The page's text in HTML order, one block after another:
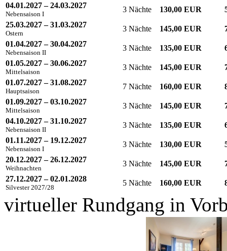
04.01.2027 – 24.03.2027
Nebensaison I
3 Nächte 130,00 EUR
25.03.2027 – 31.03.2027
Ostern
3 Nächte 145,00 EUR
01.04.2027 – 30.04.2027
Nebensaison II
3 Nächte 135,00 EUR
01.05.2027 – 30.06.2027
Mittelsaison
3 Nächte 145,00 EUR
01.07.2027 – 31.08.2027
Hauptsaison
7 Nächte 160,00 EUR
01.09.2027 – 03.10.2027
Mittelsaison
3 Nächte 145,00 EUR
04.10.2027 – 31.10.2027
Nebensaison II
3 Nächte 135,00 EUR
01.11.2027 – 19.12.2027
Nebensaison I
3 Nächte 130,00 EUR
20.12.2027 – 26.12.2027
Weihnachten
3 Nächte 145,00 EUR
27.12.2027 – 02.01.2028
Silvester 2027/28
5 Nächte 160,00 EUR
virtueller Rundgang in